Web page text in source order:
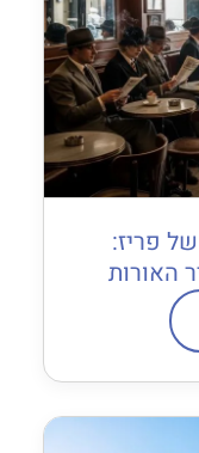
פריז:
האורות